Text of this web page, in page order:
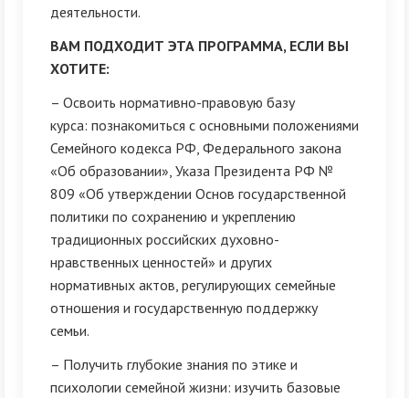
деятельности.
ВАМ ПОДХОДИТ ЭТА ПРОГРАММА, ЕСЛИ ВЫ
ХОТИТЕ:
– Освоить нормативно-правовую базу
курса: познакомиться с основными положениями
Семейного кодекса РФ, Федерального закона
«Об образовании», Указа Президента РФ №
809 «Об утверждении Основ государственной
политики по сохранению и укреплению
традиционных российских духовно-
нравственных ценностей» и других
нормативных актов, регулирующих семейные
отношения и государственную поддержку
семьи.
– Получить глубокие знания по этике и
психологии семейной жизни: изучить базовые